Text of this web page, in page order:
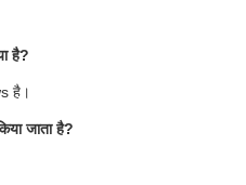
है?
है।
जाता है?